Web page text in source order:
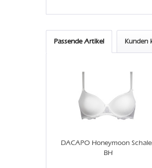
Passende Artikel Kunden
DACAPO Honeymoon
BH